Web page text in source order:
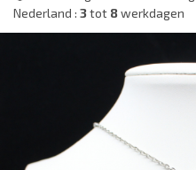
Nederland : 3tot 8werkdagen